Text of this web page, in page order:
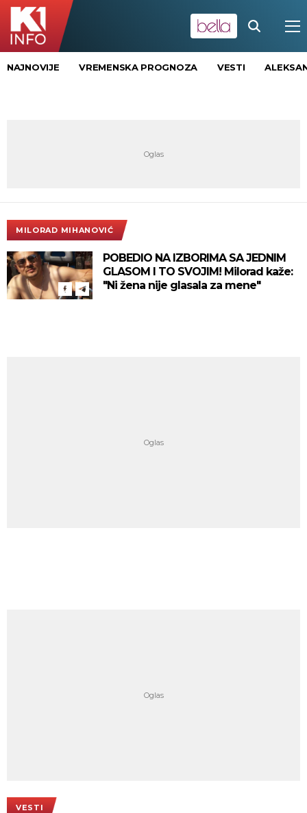
NAJNOVIJE VREMENSKA PROGNOZA VESTI
MILORAD MIHANOVIĆ
POBEDIO NA IZBORIMA SA JEDNIM
GLASOM I TO SVOJIM! Milorad kaže:
"Ni žena nije glasala za mene"
VESTI